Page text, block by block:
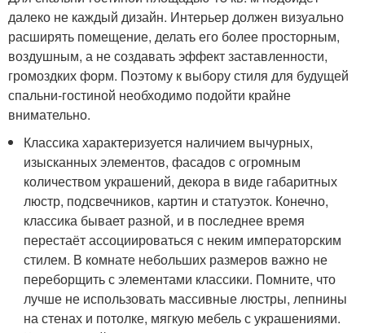
далеко не каждый дизайн. Интерьер должен визуально
расширять помещение, делать его более просторным,
воздушным, а не создавать эффект заставленности,
громоздких форм. Поэтому к выбору стиля для будущей
спальни-гостиной необходимо подойти крайне
внимательно.
Классика характеризуется наличием вычурных,
изысканных элементов, фасадов с огромным
количеством украшений, декора в виде габаритных
люстр, подсвечников, картин и статуэток. Конечно,
классика бывает разной, и в последнее время
перестаёт ассоциироваться с неким императорским
стилем. В комнате небольших размеров важно не
переборщить с элементами классики. Помните, что
лучше не использовать массивные люстры, лепнины
на стенах и потолке, мягкую мебель с украшениями.